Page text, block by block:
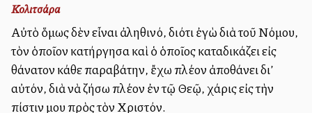
Κολιτσάρα
Αὐτὸ ὅμως δὲν εἶναι ἀληθινό, διότι ἐγὼ διὰ τοῦ Νόμου,
τὸν ὁποῖον κατήργησα καὶ ὁ ὁποῖος καταδικάζει εἰς
θάνατον κάθε παραβάτην, ἔχω πλέον ἀποθάνει δι’
αὐτόν, διὰ νὰ ζήσω πλέον ἐν τῷ Θεῷ, χάρις εἰς τὴν
πίστιν μου πρὸς τὸν Χριστόν.